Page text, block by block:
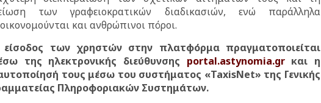
των γραφειοκρατικών διαδικασιών, ενώ παράλληλα
και ανθρώπινοι πόροι.
των χρηστών στην πλατφόρμα πραγματοποιείται
της ηλεκτρονικής διεύθυνσης portal.astynomia.grκαι η
τους μέσω του συστήματος «TaxisNet» της Γενικής
Πληροφοριακών Συστημάτων.